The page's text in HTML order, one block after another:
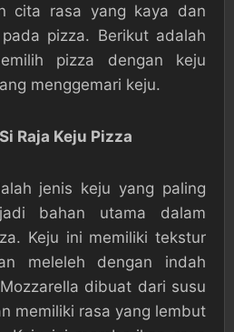
cita rasa yang kaya dan
pizza. Berikut adalah
pizza dengan keju
menggemari keju.
Raja Keju Pizza
jenis keju yang paling
bahan utama dalam
Keju ini memiliki tekstur
meleleh dengan indah
dibuat dari susu
memiliki rasa yang lembut